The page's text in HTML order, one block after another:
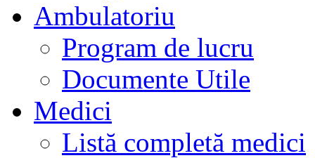
Ambulatoriu
Program de lucru
Documente Utile
Medici
Listă completă medici